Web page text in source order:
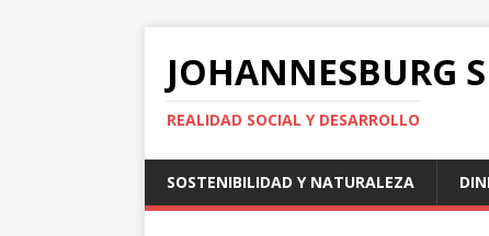
JOHANNESBURG
REALIDAD SOCIAL Y DESARROLLO
SOSTENIBILIDAD Y NATURALEZA